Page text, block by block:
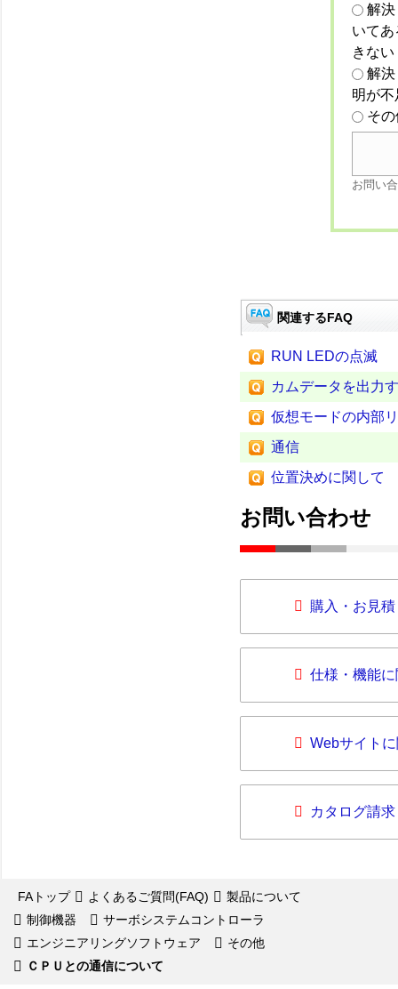
解
いて
きない
解
明が
そ
お問い
関連するFAQ
RUN LEDの点滅
カムデータを出力
仮想モードの内部
通信
位置決めに関して
お問い合わせ
購入・お見
仕様・機能
Webサイト
カタログ請求
FAトップ よくあるご質問(FAQ)
製品について
制御機器
サーボシステムコントローラ
エンジニアリングソフトウェア
その他
ＣＰＵとの通信について